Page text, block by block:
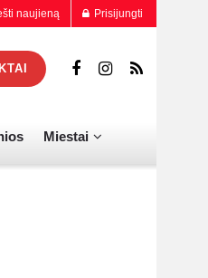
naujieną Prisijungti
Miestai